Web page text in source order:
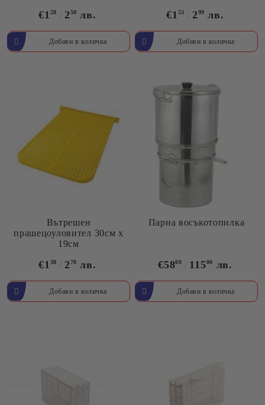
€128 250 лв. €153 299 лв.
Вътрешен
прашецоуловител 30см x
19см
€138 270 лв.
Парна восъкотопилка
€5880 11500 лв.